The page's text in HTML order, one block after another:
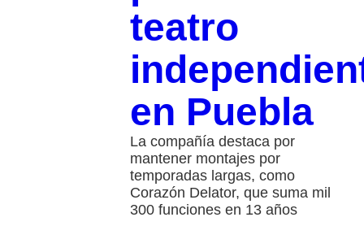
teatro
en Puebla
La compañía destaca por
mantener montajes por
temporadas largas, como
Corazón Delator, que suma mil
300 funciones en 13 años